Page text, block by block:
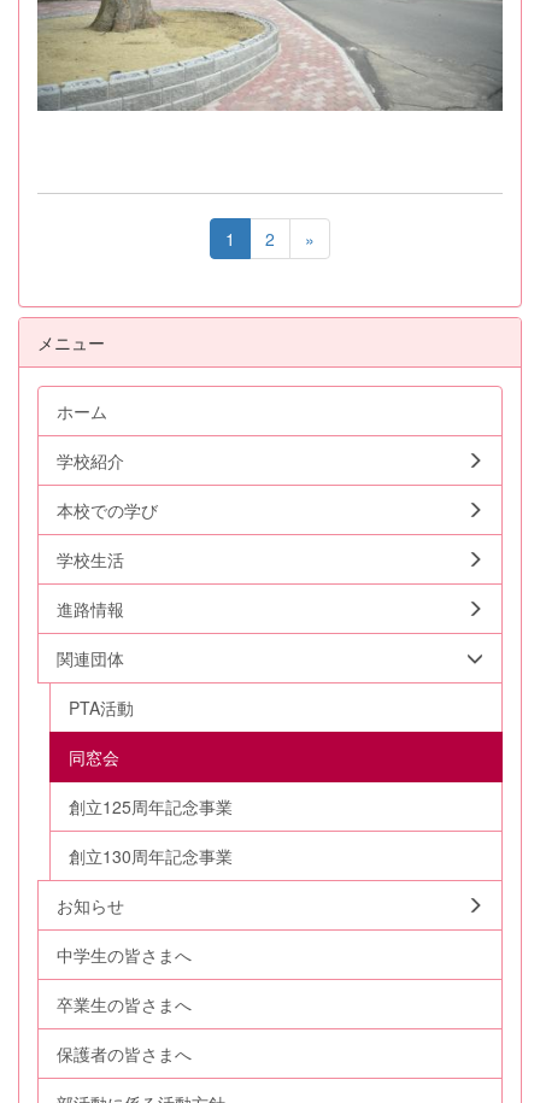
1 2 »
メニュー
ホーム
学校紹介
本校での学び
学校生活
進路情報
関連団体
PTA活動
同窓会
創立125周年記念事業
創立130周年記念事業
お知らせ
中学生の皆さまへ
卒業生の皆さまへ
保護者の皆さまへ